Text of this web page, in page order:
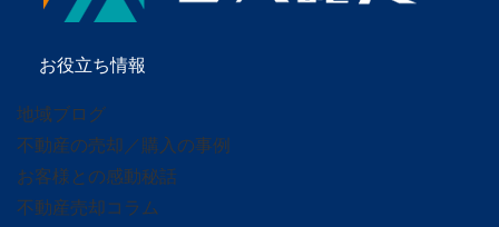
お役立ち情報
地域ブログ
不動産の売却／購入の事例
お客様との感動秘話
不動産売却コラム